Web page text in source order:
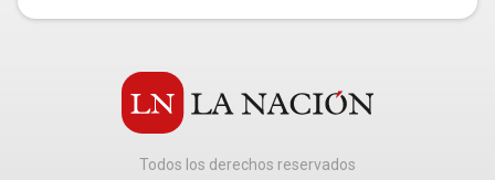
Todos los derechos reservados